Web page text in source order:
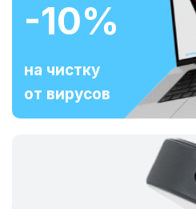
-10%
на чистку
от вирусов